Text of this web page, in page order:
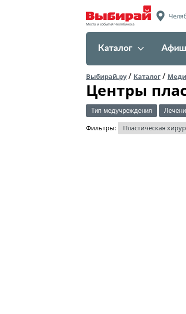
Места и события Челябинска
Каталог
Выбирай.ру/ Каталог /
Центры
Тип медучреждения
Фильтры: Пластическая